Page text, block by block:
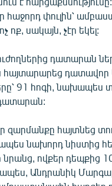
փուլին՝
ոք, սակայն, չէր եկել:
դատարան
դատավոր
91 հոգի, նախապես
զարմանքը հայտնեց
նախորդ նիստից
նրանց, ովքեր դեպքից
Անդրանիկ